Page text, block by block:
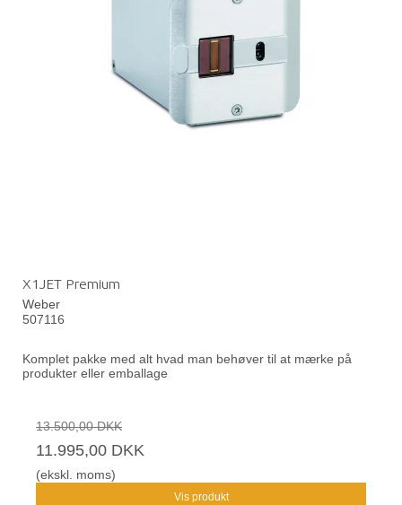
X1JET Premium
Weber
507116
Komplet pakke med alt hvad man behøver til at mærke på
produkter eller emballage
13.500,00 DKK
11.995,00 DKK
(ekskl. moms)
Vis produkt